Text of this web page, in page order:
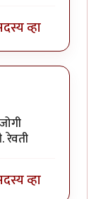
व्हा
रेवती
व्हा